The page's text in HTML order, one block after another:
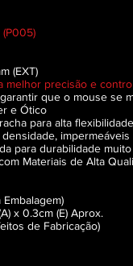
(EXT)
melhor precisão e
que o mouse se
e Ótico
para alta
para durabilidade
Materiais de Alta
x 0.3cm (E) Aprox.
de Fabricação)